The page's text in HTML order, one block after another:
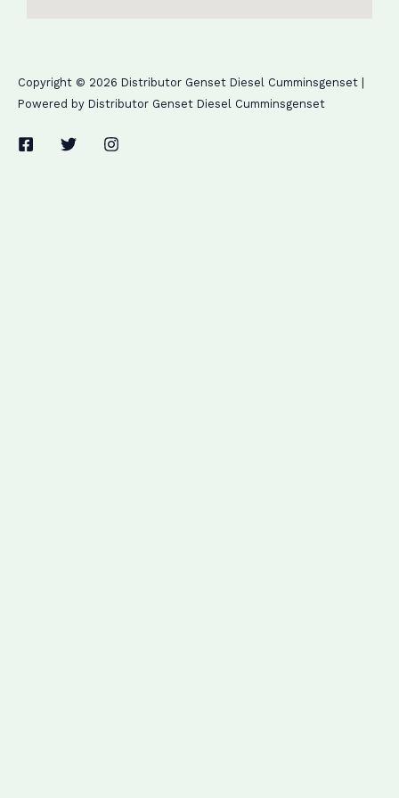
Copyright © 2026 Distributor Genset Diesel Cumminsgenset |
Powered by Distributor Genset Diesel Cumminsgenset